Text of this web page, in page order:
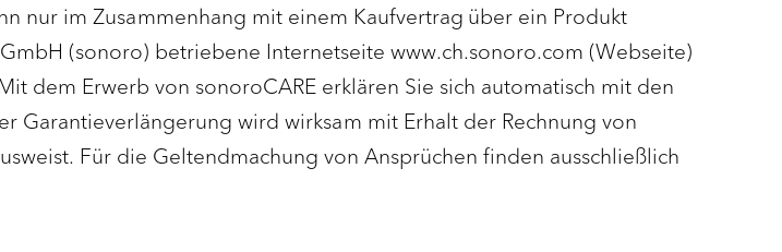
nur im Zusammenhang mit einem Kaufvertrag über ein Produkt
(sonoro) betriebene Internetseite www.ch.sonoro.com (Webseite)
dem Erwerb von sonoroCARE erklären Sie sich automatisch mit den
Garantieverlängerung wird wirksam mit Erhalt der Rechnung von
Für die Geltendmachung von Ansprüchen finden ausschließlich